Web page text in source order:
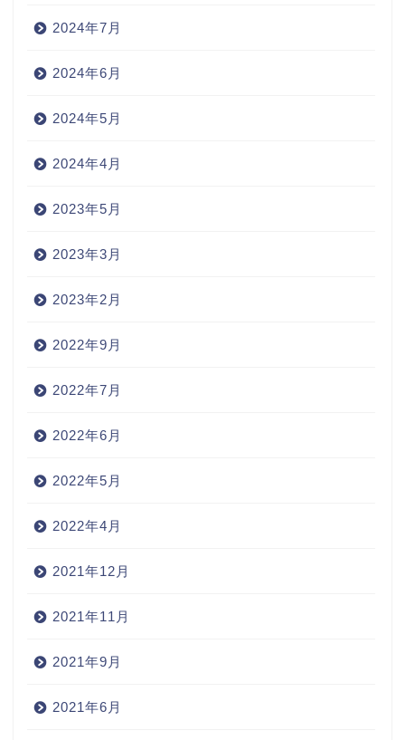
2024年7月
2024年6月
2024年5月
2024年4月
2023年5月
2023年3月
2023年2月
2022年9月
2022年7月
2022年6月
2022年5月
2022年4月
2021年12月
2021年11月
2021年9月
2021年6月